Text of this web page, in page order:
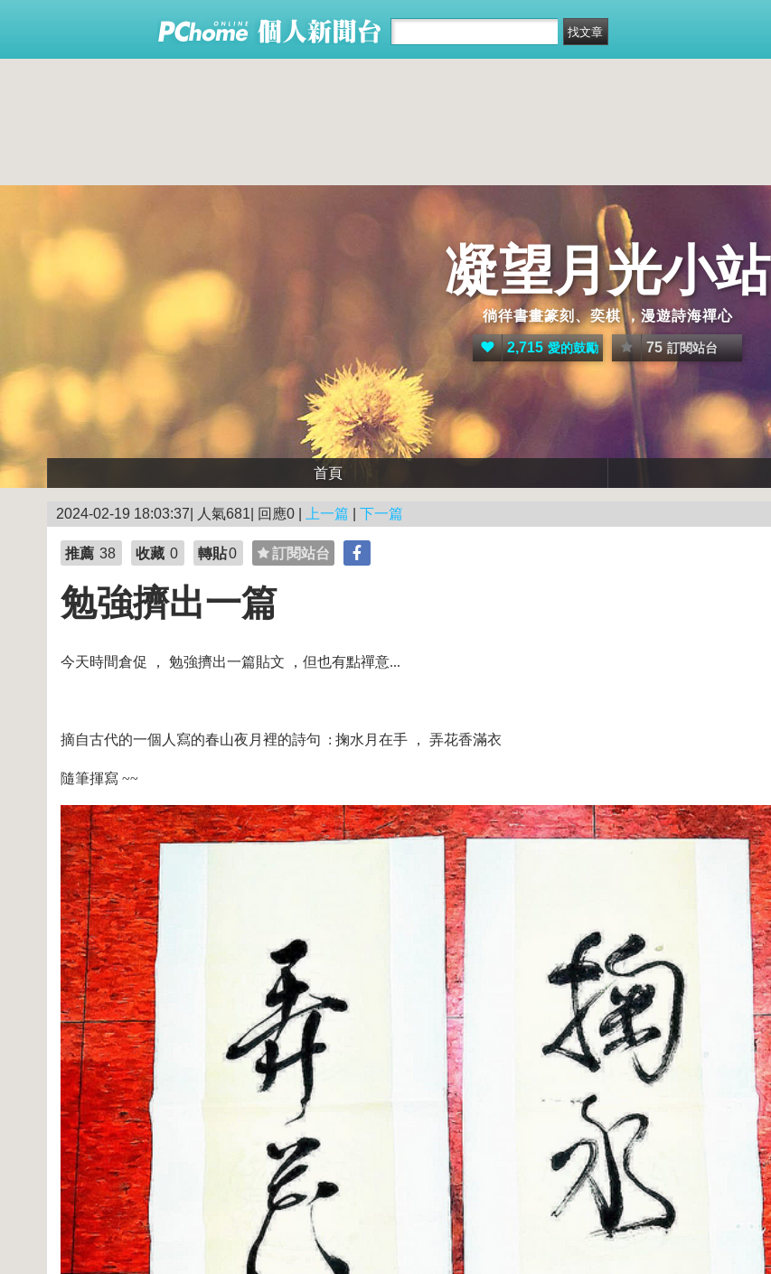
凝望月光小站
徜徉書畫篆刻、奕棋 ，漫遊詩海禪心
2,715 愛的鼓勵 75 訂閱站台
首頁
2024-02-19 18:03:37| 人氣681| 回應0 | 上一篇 下一篇
推薦 38 收藏 0 轉貼0 訂閱站台
勉強擠出一篇
今天時間倉促 ， 勉強擠出一篇貼文 ，但也有點禪意...
摘自古代的一個人寫的春山夜月裡的詩句 : 掬水月在手 ， 弄花香滿衣
隨筆揮寫 ~~